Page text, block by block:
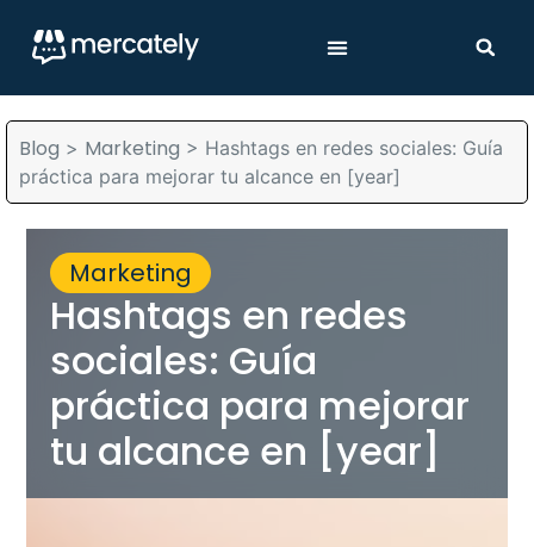
Blog > Marketing > Hashtags en redes sociales: Guía
práctica para mejorar tu alcance en [year]
Marketing
Hashtags en redes
sociales: Guía
práctica para mejorar
tu alcance en [year]